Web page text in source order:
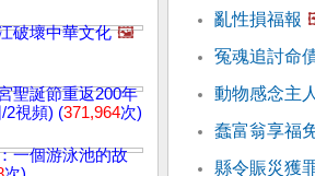
破壞中華文化 🖼️
聖誕節重返200年
2視頻) (371,964次)
一個游泳池的故
亂性損福報
冤魂追討命
動物感念主
蠢富翁享福
縣令賑災獲